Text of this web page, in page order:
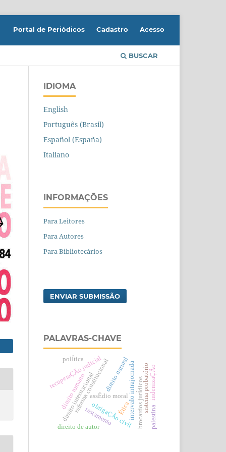
BUSCAR
Portal de Periódicos Cadastro Acesso
IDIOMA
English
Português (Brasil)
Español (España)
Italiano
INFORMAÇÕES
Para Leitores
Para Autores
Para Bibliotecários
ENVIAR SUBMISSÃO
PALAVRAS-CHAVE
assÉdio moralintervalo intrajornada
direito internacional
reforma constitucional
obrigaÇÃo civil
direito natural
recuperaÇÃo judicial
testamento
direito de autor
polÍtica
direito romano brocardos jurÍdicos
Ética sistema probatórioindenizaÇÃo
palestina